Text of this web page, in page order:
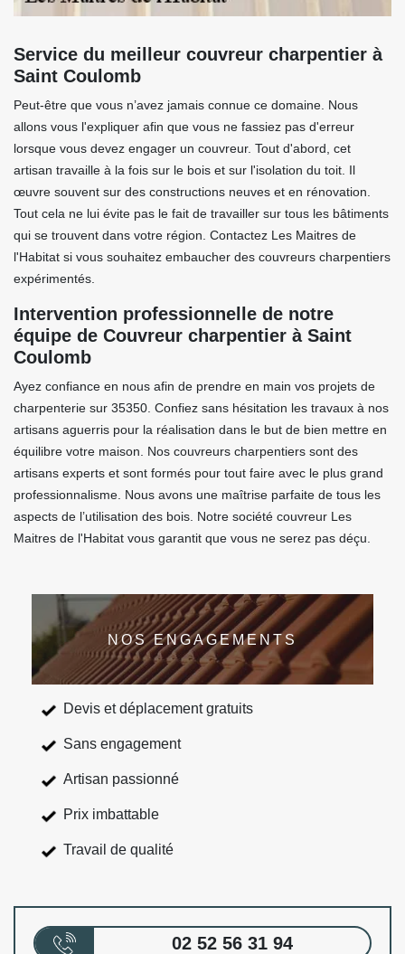
Service du meilleur couvreur charpentier à
Saint Coulomb
Peut-être que vous n’avez jamais connue ce domaine. Nous
allons vous l'expliquer afin que vous ne fassiez pas d'erreur
lorsque vous devez engager un couvreur. Tout d'abord, cet
artisan travaille à la fois sur le bois et sur l'isolation du toit. Il
œuvre souvent sur des constructions neuves et en rénovation.
Tout cela ne lui évite pas le fait de travailler sur tous les bâtiments
qui se trouvent dans votre région. Contactez Les Maitres de
l'Habitat si vous souhaitez embaucher des couvreurs charpentiers
expérimentés.
Intervention professionnelle de notre
équipe de Couvreur charpentier à Saint
Coulomb
Ayez confiance en nous afin de prendre en main vos projets de
charpenterie sur 35350. Confiez sans hésitation les travaux à nos
artisans aguerris pour la réalisation dans le but de bien mettre en
équilibre votre maison. Nos couvreurs charpentiers sont des
artisans experts et sont formés pour tout faire avec le plus grand
professionnalisme. Nous avons une maîtrise parfaite de tous les
aspects de l’utilisation des bois. Notre société couvreur Les
Maitres de l'Habitat vous garantit que vous ne serez pas déçu.
NOS ENGAGEMENTS
Devis et déplacement gratuits
Sans engagement
Artisan passionné
Prix imbattable
Travail de qualité
02 52 56 31 94